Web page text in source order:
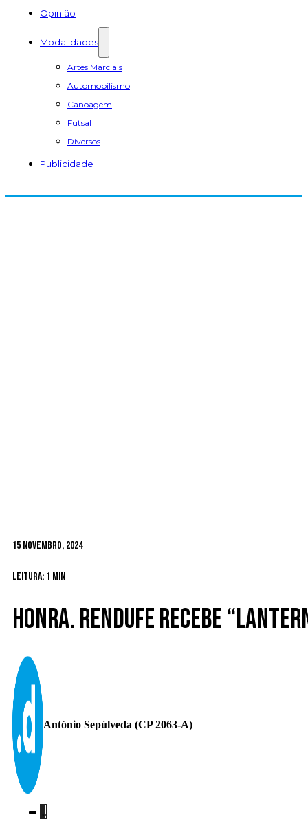
Opinião
Modalidades
Artes Marciais
Automobilismo
Canoagem
Futsal
Diversos
Publicidade
15 Novembro, 2024
Leitura: 1 min
Honra. Rendufe recebe
António Sepúlveda (CP 2063-A)